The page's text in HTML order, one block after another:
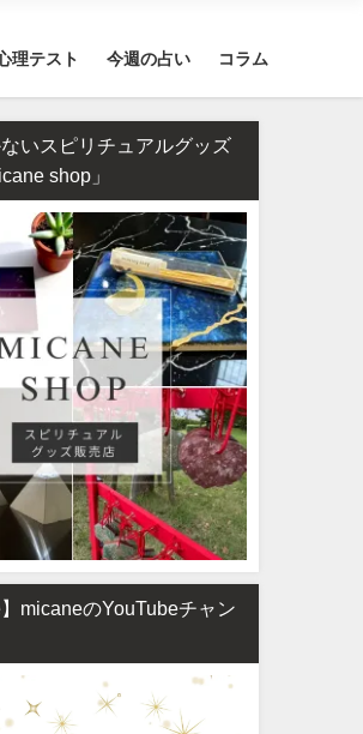
理テスト 今週の占い コラム
恋人はいつでき
できるのか診断
四柱推命で占う2026年のあ
の運勢【生年月日で無料鑑
いスピリチュアルグッズ
shop」
】micaneのYouTubeチャン